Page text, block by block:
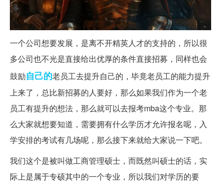
一个公司想要发展，是离不开精英人才的支持的，所以很
多公司也不光是直接给出优厚的条件直接招募，同样也会
鼓励自己的老员工去提升自己的，毕竟老员工的能力提升
上来了，总比新招募的人要好，那么如果我们作为一个老
员工有提升的想法，那么就可以去报考mba这个专业。那
么大家就想要知道，需要拥有什么学历才允许报名呢，入
学安排的考试有几场呢，那么接下来就给大家说一下吧。
我们这个是被叫做工商管理硕士，而既然叫硕士的话，实
际上是属于专硕其中的一个专业，所以我们对学历的要